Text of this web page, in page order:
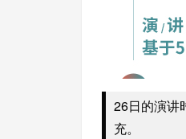
26日的演讲
充。